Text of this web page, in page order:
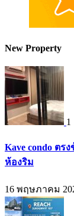
New Property
1
Kave condo ตร
ห้องริม
16 พฤษภาคม